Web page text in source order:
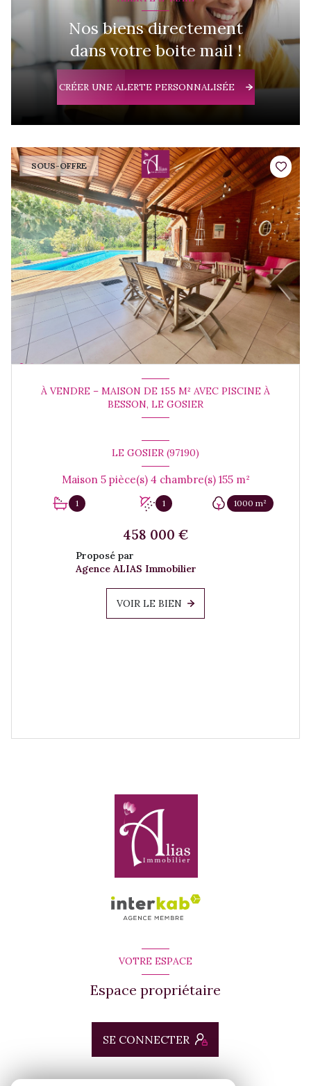
Nos biens directement
dans votre boite mail !
CRÉER UNE ALERTE PERSONNALISÉE
SOUS-OFFRE
À VENDRE – MAISON DE 155 M² AVEC PISCINE À
BESSON, LE GOSIER
LE GOSIER (97190)
Maison 5 pièce(s) 4 chambre(s) 155 m²
1 1 1000 m²
458 000 €
Proposé par
Agence ALIAS Immobilier
VOIR LE BIEN
VOTRE ESPACE
Espace propriétaire
SE CONNECTER